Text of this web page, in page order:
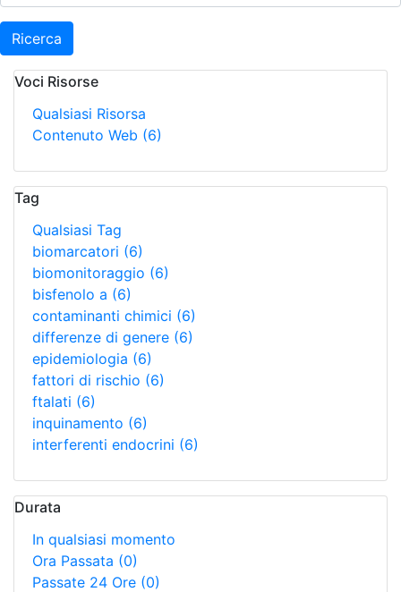
Ricerca
Voci Risorse
Qualsiasi Risorsa
Contenuto Web (6)
Tag
Qualsiasi Tag
biomarcatori (6)
biomonitoraggio (6)
bisfenolo a (6)
contaminanti chimici (6)
differenze di genere (6)
epidemiologia (6)
fattori di rischio (6)
ftalati (6)
inquinamento (6)
interferenti endocrini (6)
Durata
In qualsiasi momento
Ora Passata (0)
Passate 24 Ore (0)